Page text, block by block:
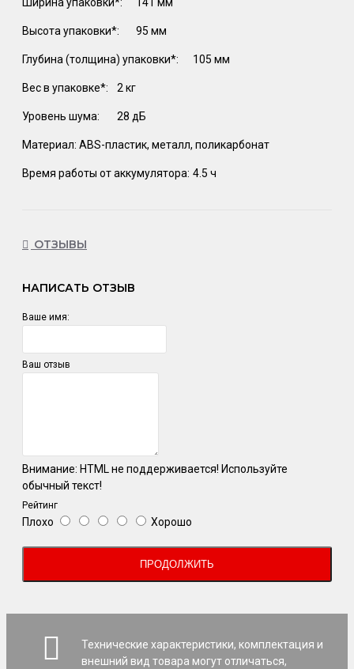
Высота упаковки*: 95 мм
Глубина (толщина) упаковки*: 105 мм
Вес в упаковке*: 2 кг
Уровень шума: 28 дБ
Материал: ABS-пластик, металл, поликарбонат
Время работы от аккумулятора: 4.5 ч
ОТЗЫВЫ
НАПИСАТЬ ОТЗЫВ
Ваше имя:
Ваш отзыв
Внимание: HTML не поддерживается! Используйте
обычный текст!
Рейтинг
Плохо Хорошо
ПРОДОЛЖИТЬ
Технические характеристики, комплектация и
внешний вид товара могут отличаться,